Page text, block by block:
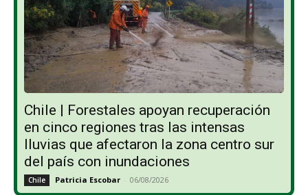
Chile | Forestales apoyan recuperación
en cinco regiones tras las intensas
lluvias que afectaron la zona centro sur
del país con inundaciones
Chile Patricia Escobar - 06/08/2026